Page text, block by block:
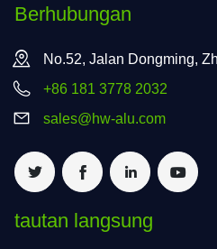
Berhubungan
No.52, Jalan Dongming,
+86 181 3778 2032
sales@hw-alu.com
tautan langsung